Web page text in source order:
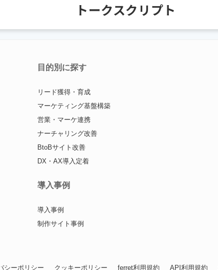
トークスクリプト
目的別に探す
リード獲得・育成
マーケティング基盤構築
営業・マーケ連携
ナーチャリング改善
BtoBサイト改善
DX・AX導入定着
導入事例
導入事例
制作サイト事例
シーポリシー クッキーポリシー ferret利用規約 API利用規約